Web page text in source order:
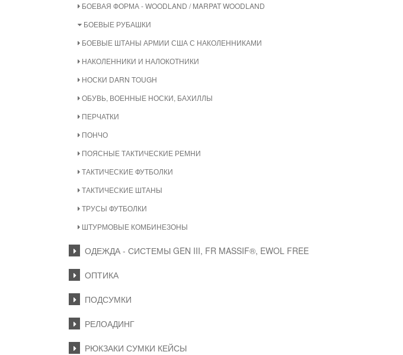
БОЕВАЯ ФОРМА - WOODLAND / MARPAT WOODLAND
БОЕВЫЕ РУБАШКИ
БОЕВЫЕ ШТАНЫ АРМИИ США С НАКОЛЕННИКАМИ
НАКОЛЕННИКИ И НАЛОКОТНИКИ
НОСКИ DARN TOUGH
ОБУВЬ, ВОЕННЫЕ НОСКИ, БАХИЛЛЫ
ПЕРЧАТКИ
ПОНЧО
ПОЯСНЫЕ ТАКТИЧЕСКИЕ РЕМНИ
ТАКТИЧЕСКИЕ ФУТБОЛКИ
ТАКТИЧЕСКИЕ ШТАНЫ
ТРУСЫ ФУТБОЛКИ
ШТУРМОВЫЕ КОМБИНЕЗОНЫ
ОДЕЖДА - СИСТЕМЫ GEN III, FR MASSIF®, EWOL FREE
ОПТИКА
ПОДСУМКИ
РЕЛОАДИНГ
РЮКЗАКИ СУМКИ КЕЙСЫ